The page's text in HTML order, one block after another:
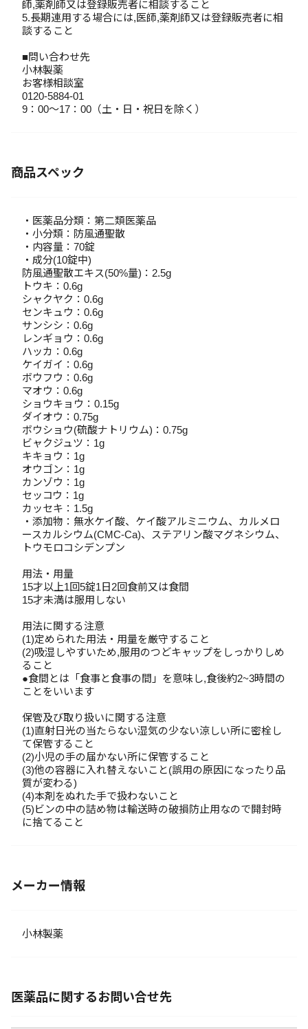
師,薬剤師又は登録販売者に相談すること
5.長期連用する場合には,医師,薬剤師又は登録販売者に相
談すること
■問い合わせ先
小林製薬
お客様相談室
0120-5884-01
9：00～17：00（土・日・祝日を除く）
商品スペック
・医薬品分類：第二類医薬品
・小分類：防風通聖散
・内容量：70錠
・成分(10錠中)
防風通聖散エキス(50%量)：2.5g
トウキ：0.6g
シャクヤク：0.6g
センキュウ：0.6g
サンシシ：0.6g
レンギョウ：0.6g
ハッカ：0.6g
ケイガイ：0.6g
ボウフウ：0.6g
マオウ：0.6g
ショウキョウ：0.15g
ダイオウ：0.75g
ボウショウ(硫酸ナトリウム)：0.75g
ビャクジュツ：1g
キキョウ：1g
オウゴン：1g
カンゾウ：1g
セッコウ：1g
カッセキ：1.5g
・添加物：無水ケイ酸、ケイ酸アルミニウム、カルメロ
ースカルシウム(CMC-Ca)、ステアリン酸マグネシウム、
トウモロコシデンプン
用法・用量
15才以上1回5錠1日2回食前又は食間
15才未満は服用しない
用法に関する注意
(1)定められた用法・用量を厳守すること
(2)吸湿しやすいため,服用のつどキャップをしっかりしめ
ること
●食間とは「食事と食事の間」を意味し,食後約2~3時間の
ことをいいます
保管及び取り扱いに関する注意
(1)直射日光の当たらない湿気の少ない涼しい所に密栓し
て保管すること
(2)小児の手の届かない所に保管すること
(3)他の容器に入れ替えないこと(誤用の原因になったり品
質が変わる)
(4)本剤をぬれた手で扱わないこと
(5)ビンの中の詰め物は輸送時の破損防止用なので開封時
に捨てること
メーカー情報
小林製薬
医薬品に関するお問い合せ先